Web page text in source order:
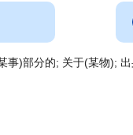
)部分的; 关于(某物);